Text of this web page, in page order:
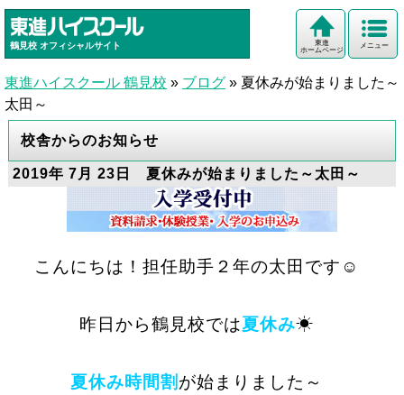
鶴見校 オフィシャルサイト メニュー
東進
ホームページ
東進ハイスクール 鶴見校 » ブログ » 夏休みが始まりました～
太田～
校舎からのお知らせ
2019年 7月 23日 夏休みが始まりました～太田～
こんにちは！担任助手２年の太田です☺
昨日から鶴見校では夏休み☀
夏休み時間割 が始まりました～